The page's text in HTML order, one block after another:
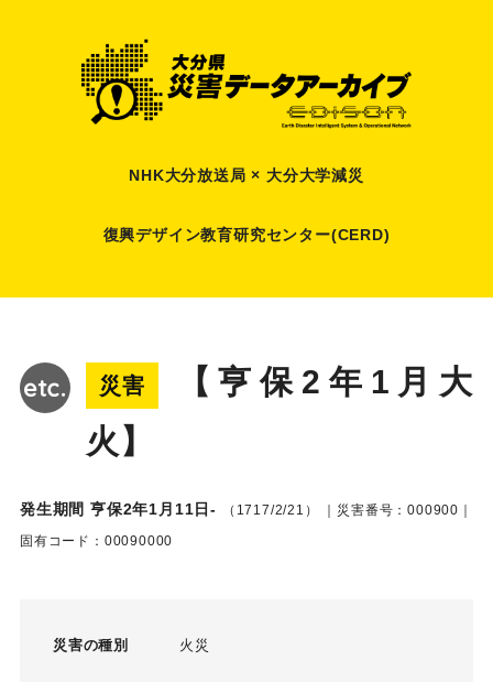
NHK大分放送局 × 大分大学減災
復興デザイン教育研究センター(CERD)
災害
【亨保2年1月大
火】
発生期間 亨保2年1月11日- （1717/2/21）
｜災害番号：000900｜
固有コード：00090000
災害の種別 火災